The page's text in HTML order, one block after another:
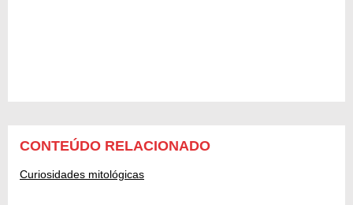
CONTEÚDO RELACIONADO
Curiosidades mitológicas